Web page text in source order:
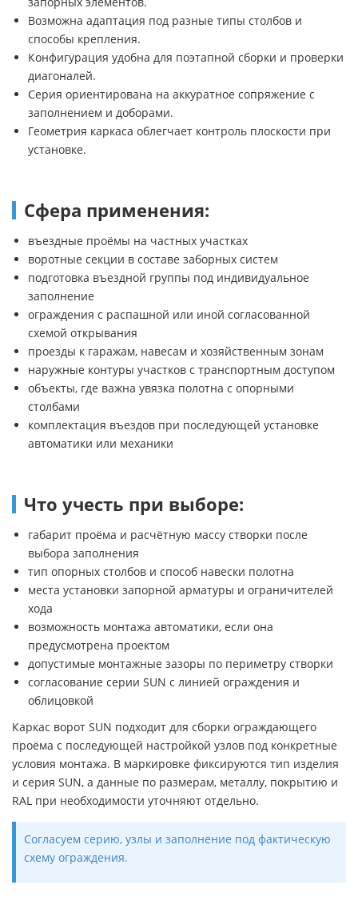
Возможна адаптация под разные типы столбов и
способы крепления.
Конфигурация удобна для поэтапной сборки и проверки
диагоналей.
Серия ориентирована на аккуратное сопряжение с
заполнением и доборами.
Геометрия каркаса облегчает контроль плоскости при
установке.
Сфера применения:
въездные проёмы на частных участках
воротные секции в составе заборных систем
подготовка въездной группы под индивидуальное
заполнение
ограждения с распашной или иной согласованной
схемой открывания
проезды к гаражам, навесам и хозяйственным зонам
наружные контуры участков с транспортным доступом
объекты, где важна увязка полотна с опорными
столбами
комплектация въездов при последующей установке
автоматики или механики
Что учесть при выборе:
габарит проёма и расчётную массу створки после
выбора заполнения
тип опорных столбов и способ навески полотна
места установки запорной арматуры и ограничителей
хода
возможность монтажа автоматики, если она
предусмотрена проектом
допустимые монтажные зазоры по периметру створки
согласование серии SUN с линией ограждения и
облицовкой
Каркас ворот SUN подходит для сборки ограждающего
проёма с последующей настройкой узлов под конкретные
условия монтажа. В маркировке фиксируются тип изделия
и серия SUN, а данные по размерам, металлу, покрытию и
RAL при необходимости уточняют отдельно.
Согласуем серию, узлы и заполнение под фактическую
схему ограждения.